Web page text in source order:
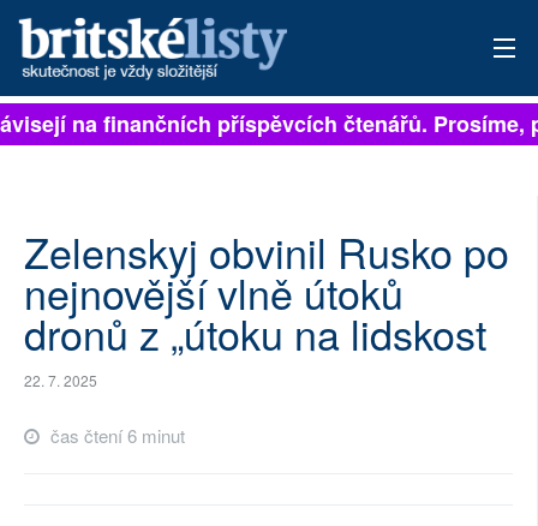
PŘIHLÁSIT
ARCHIV
ROZHOVORY
TÉMATA
na finančních příspěvcích čtenářů. Prosíme,
Zelenskyj obvinil Rusko po
nejnovější vlně útoků
dronů z „útoku na lidskost
22. 7. 2025
čas čtení 6 minut